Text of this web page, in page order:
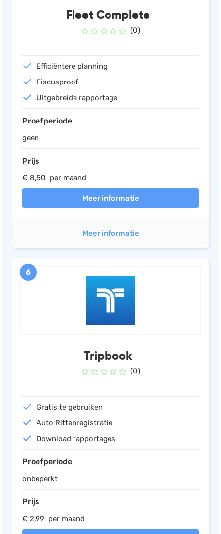
Fleet Complete
(0)
Efficiëntere planning
Fiscusproof
Uitgebreide rapportage
Proefperiode
geen
Prijs
€ 8,50 per maand
Meer informatie
Meer informatie
6
Tripbook
(0)
Gratis te gebruiken
Auto Rittenregistratie
Download rapportages
Proefperiode
onbeperkt
Prijs
€ 2,99 per maand